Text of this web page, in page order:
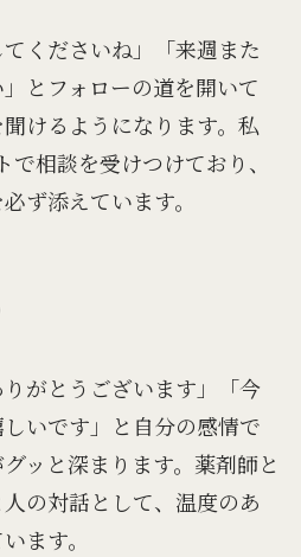
てくださいね」「来週また
とフォローの道を開いて
けるようになります。私
相談を受けつけており、
ず添えています。
りがとうございます」「今
いです」と自分の感情で
ッと深まります。薬剤師と
の対話として、温度のあ
ます。